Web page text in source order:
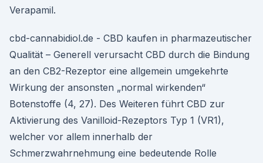
Verapamil.
cbd-cannabidiol.de - CBD kaufen in pharmazeutischer
Qualität – Generell verursacht CBD durch die Bindung
an den CB2-Rezeptor eine allgemein umgekehrte
Wirkung der ansonsten „normal wirkenden“
Botenstoffe (4, 27). Des Weiteren führt CBD zur
Aktivierung des Vanilloid-Rezeptors Typ 1 (VR1),
welcher vor allem innerhalb der
Schmerzwahrnehmung eine bedeutende Rolle